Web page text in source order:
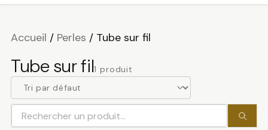
Accueil / Perles / Tube sur fil
Tube sur fil1 produit
Rechercher